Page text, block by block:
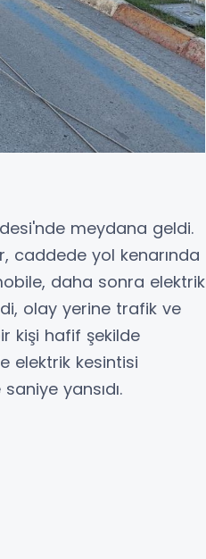
meydana geldi.
caddede yol kenarında
daha sonra elektrik
olay yerine trafik ve
kişi hafif şekilde
elektrik kesintisi
yansıdı.